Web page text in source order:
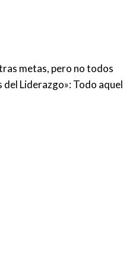
metas, pero no todos
Liderazgo»: Todo aquel